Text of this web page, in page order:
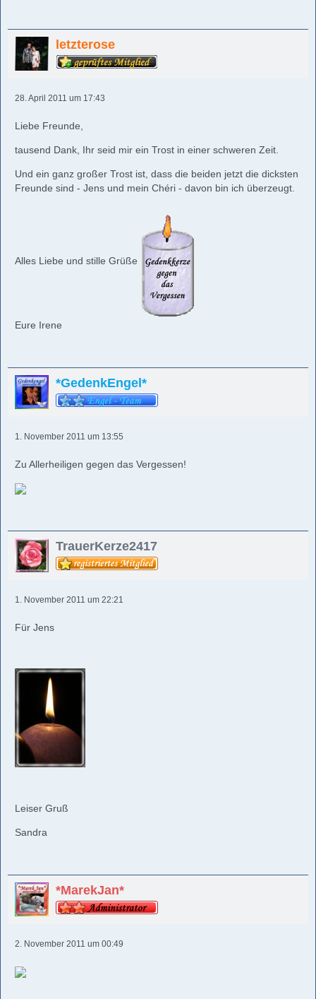
letzterose
28. April 2011 um 17:43
Liebe Freunde,
tausend Dank, Ihr seid mir ein Trost in einer schweren Zeit.
Und ein ganz großer Trost ist, dass die beiden jetzt die dicksten
Freunde sind - Jens und mein Chéri - davon bin ich überzeugt.
Alles Liebe und stille Grüße
Eure Irene
*GedenkEngel*
1. November 2011 um 13:55
Zu Allerheiligen gegen das Vergessen!
TrauerKerze2417
1. November 2011 um 22:21
Für Jens
Leiser Gruß
Sandra
*MarekJan*
2. November 2011 um 00:49